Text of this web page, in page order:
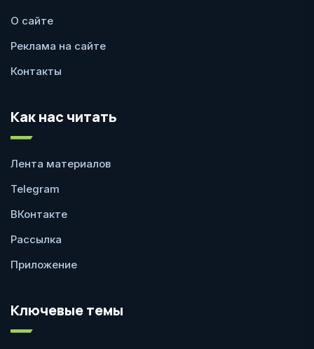
О сайте
Реклама на сайте
Контакты
Как нас читать
Лента материалов
Telegram
ВКонтакте
Рассылка
Приложение
Ключевые темы